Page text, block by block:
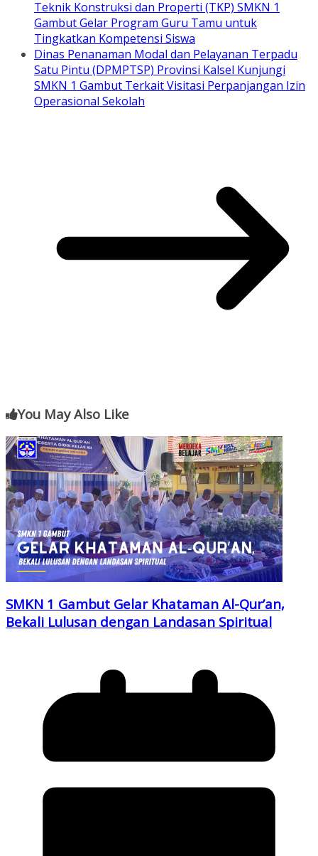
Teknik Konstruksi dan Properti (TKP) SMKN 1
Gambut Gelar Program Guru Tamu untuk
Tingkatkan Kompetensi Siswa
Dinas Penanaman Modal dan Pelayanan Terpadu
Satu Pintu (DPMPTSP) Provinsi Kalsel Kunjungi
SMKN 1 Gambut Terkait Visitasi Perpanjangan Izin
Operasional Sekolah
You May Also Like
SMKN 1 Gambut Gelar Khataman Al-Qur’an,
Bekali Lulusan dengan Landasan Spiritual